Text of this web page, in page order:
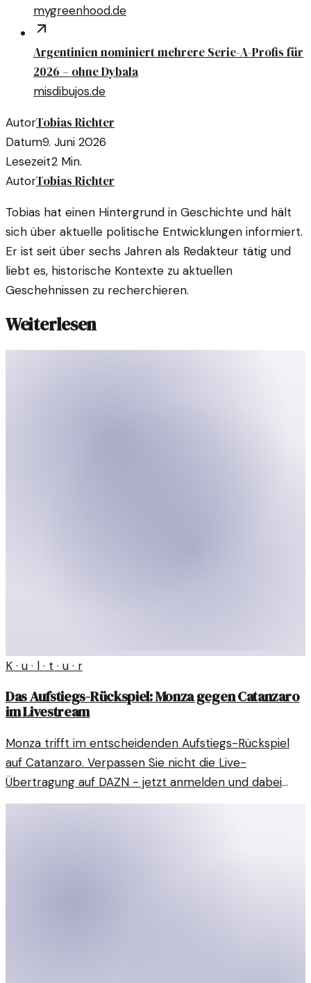
mygreenhood.de
Argentinien nominiert mehrere Serie-A-Profis für
2026 – ohne Dybala
misdibujos.de
AutorTobias Richter
Datum9. Juni 2026
Lesezeit2 Min.
AutorTobias Richter
Tobias hat einen Hintergrund in Geschichte und hält
sich über aktuelle politische Entwicklungen informiert.
Er ist seit über sechs Jahren als Redakteur tätig und
liebt es, historische Kontexte zu aktuellen
Geschehnissen zu recherchieren.
Weiterlesen
K · u · l · t · u · r
Das Aufstiegs-Rückspiel: Monza gegen Catanzaro
im Livestream
Monza trifft im entscheidenden Aufstiegs-Rückspiel
auf Catanzaro. Verpassen Sie nicht die Live-
Übertragung auf DAZN - jetzt anmelden und dabei
sein!